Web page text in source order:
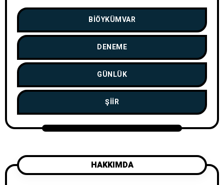
BIÖYKÜMVAR
DENEME
GÜNLÜK
ŞIIR
HAKKIMDA